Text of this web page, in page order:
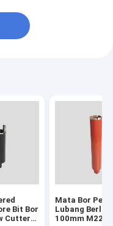
Bit Bor
Cutter
Mata Bor
Lubang
100mm M22